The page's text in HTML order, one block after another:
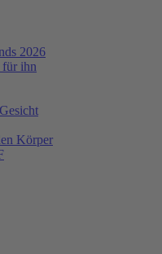
2026
für ihn
Körper